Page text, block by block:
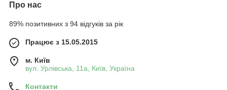
Про нас
89% позитивних з 94 відгуків за рік
Працює з 15.05.2015
м. Київ
вул. Урлівська, 11а, Київ, Україна
Контакти